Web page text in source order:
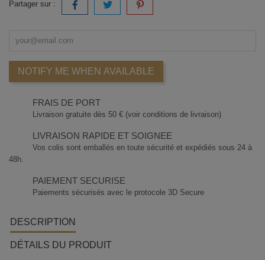
Partager sur :
NOTIFY ME WHEN AVAILABLE
FRAIS DE PORT
Livraison gratuite dès 50 € (voir conditions de livraison)
LIVRAISON RAPIDE ET SOIGNEE
Vos colis sont emballés en toute sécurité et expédiés sous 24 à
48h.
PAIEMENT SECURISE
Paiements sécurisés avec le protocole 3D Secure
DESCRIPTION
DÉTAILS DU PRODUIT